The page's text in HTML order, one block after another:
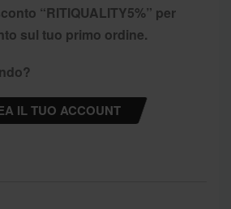
“RITIQUALITY5%” per
sul tuo primo ordine.
IL TUO ACCOUNT